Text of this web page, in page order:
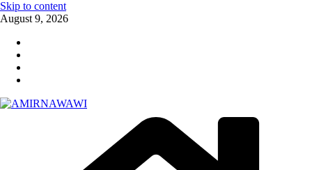
Skip to content
August 9, 2026